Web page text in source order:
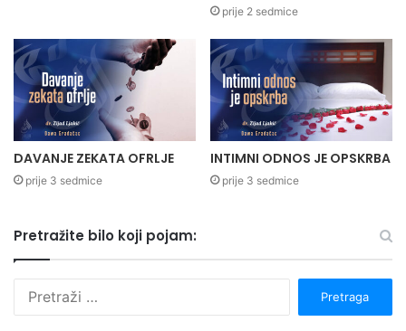
prije 2 sedmice
DAVANJE ZEKATA OFRLJE
prije 3 sedmice
INTIMNI ODNOS JE OPSKRBA
prije 3 sedmice
Pretražite bilo koji pojam: